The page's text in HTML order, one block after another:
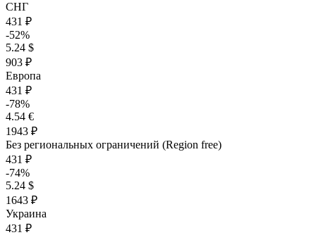
СНГ
431 ₽
-52%
5.24 $
903 ₽
Европа
431 ₽
-78%
4.54 €
1943 ₽
Без региональных ограничений (Region free)
431 ₽
-74%
5.24 $
1643 ₽
Украина
431 ₽